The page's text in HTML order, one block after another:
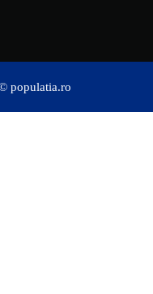
populatia.ro